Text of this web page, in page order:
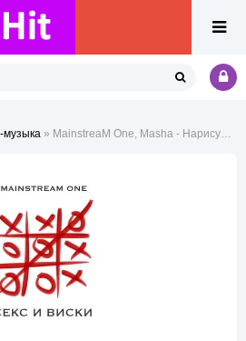
музыка » MainstreaM One, Masha - Нарисуй любовь (Ремикс)